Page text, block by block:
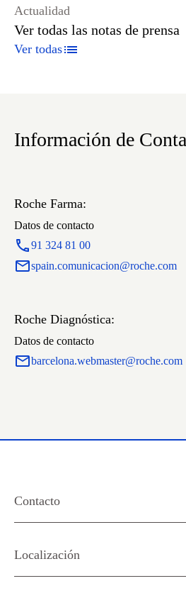
Actualidad
Ver todas las notas de prensa
Ver todas
Información de
Roche Farma:
Datos de contacto
91 324 81 00
spain.comunicacion@roche.com
Roche Diagnóstica:
Datos de contacto
barcelona.webmaster@roche.com
Contacto
Localización